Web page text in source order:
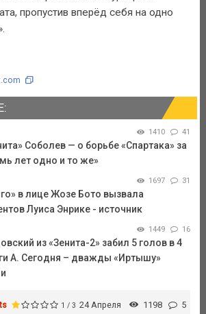
пропустив вперёд себя на одно
1410 41
Соболев — о борьбе «Спартака» за
лет одно и то же»
1697 31
в лице Жозе Бото вызвала
Луиса Энрике - источник
1449 16
из «Зенита-2» забил 5 голов в 4
А. Сегодня – дважды «Иртышу»
1 / 3 24 Апреля 1198 5